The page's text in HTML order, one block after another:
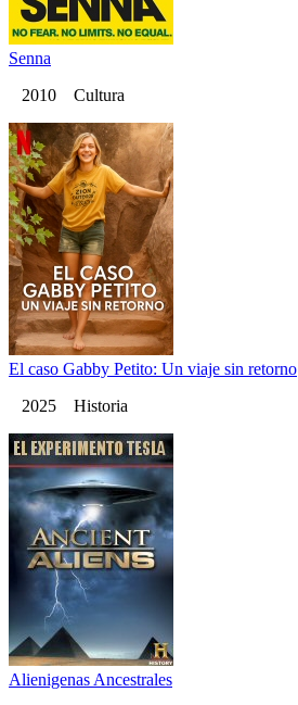
Senna
2010 Cultura
El caso Gabby Petito: Un viaje sin retorno
2025 Historia
Alienigenas Ancestrales